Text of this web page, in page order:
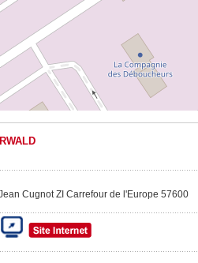
Cugnot ZI Carrefour de l'Europe 57600